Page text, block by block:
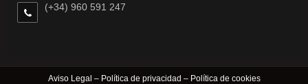
(+34) 960 591 247
Aviso Legal –Política de privacidad – Política de cookies